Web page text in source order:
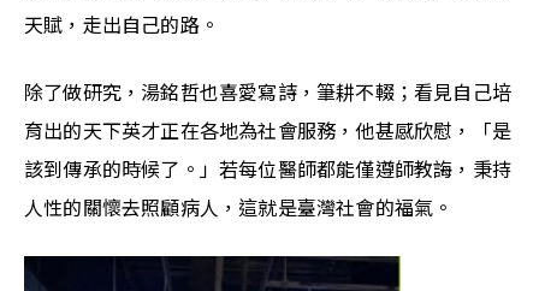
天賦，走出自己的路。
除了做研究，湯銘哲也喜愛寫詩，筆耕不輟；看見自己培
育出的天下英才正在各地為社會服務，他甚感欣慰，「是
該到傳承的時候了。」若每位醫師都能僅遵師教誨，秉持
人性的關懷去照顧病人，這就是臺灣社會的福氣。